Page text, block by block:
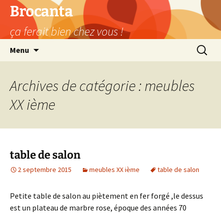
Aller
contenu
Brocanta
ça ferait bien chez vous !
Menu
Archives de catégorie : meubles
XX ième
table de salon
2 septembre 2015 meubles XX ième table de salon
Petite table de salon au piètement en fer forgé ,le dessus
est un plateau de marbre rose, époque des années 70